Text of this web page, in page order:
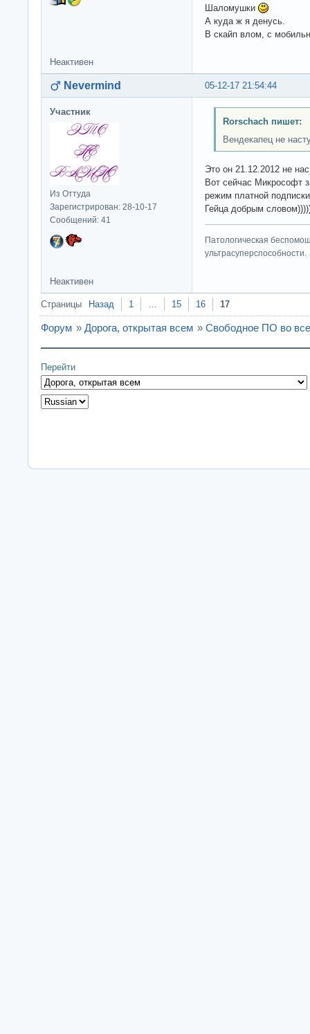
Шаломушки
А куда ж я денусь.
В скайп влом, с
Неактивен
05-12-17 21:54:44
Nevermind
Участник
Из Оттуда
Зарегистрирован: 28-10-17
Сообщений: 41
Rorschach пишет:
Вендекапец не
Это он 21.12.2012 не
Вот сейчас Микрософт
режим платной
Гейца добрым
Патологическая
ультрасуперспособности.
Неактивен
Страницы Назад 1 … 15 16 17
Форум » Дорога, открытая всем » Свободное ПО во
Перейти